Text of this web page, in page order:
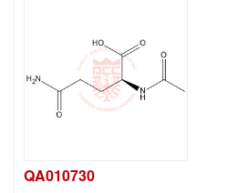
QA010730